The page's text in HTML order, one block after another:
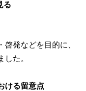
る
発などを目的に、
た。
ける留意点